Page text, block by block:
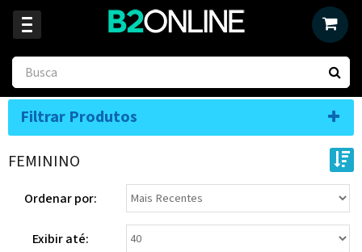
Filtrar Produtos
FEMININO
Ordenar por:
Exibir até: